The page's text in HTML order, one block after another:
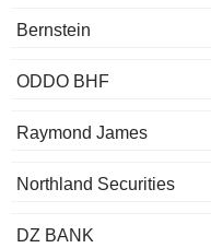
Bernstein
ODDO BHF
Raymond James
Northland Securities
DZ BANK